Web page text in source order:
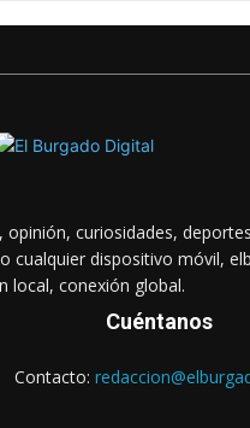
opinión, curiosidades,
cualquier dispositivo móvil,
local, conexión global.
Cuéntanos
Contacto: